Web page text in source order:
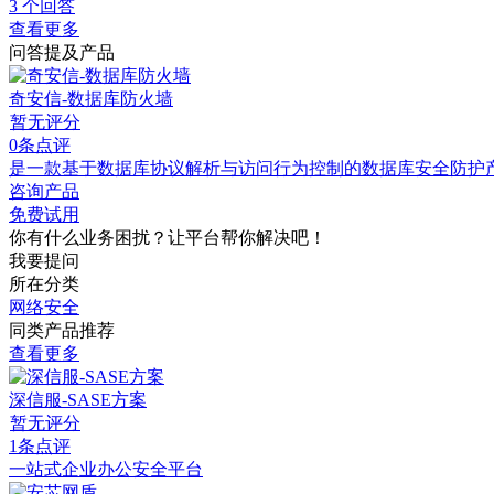
3 个回答
查看更多
问答提及产品
奇安信-数据库防火墙
暂无评分
0条点评
是一款基于数据库协议解析与访问行为控制的数据库安全防护
咨询产品
免费试用
你有什么业务困扰？让平台帮你解决吧！
我要提问
所在分类
网络安全
同类产品推荐
查看更多
深信服-SASE方案
暂无评分
1条点评
一站式企业办公安全平台